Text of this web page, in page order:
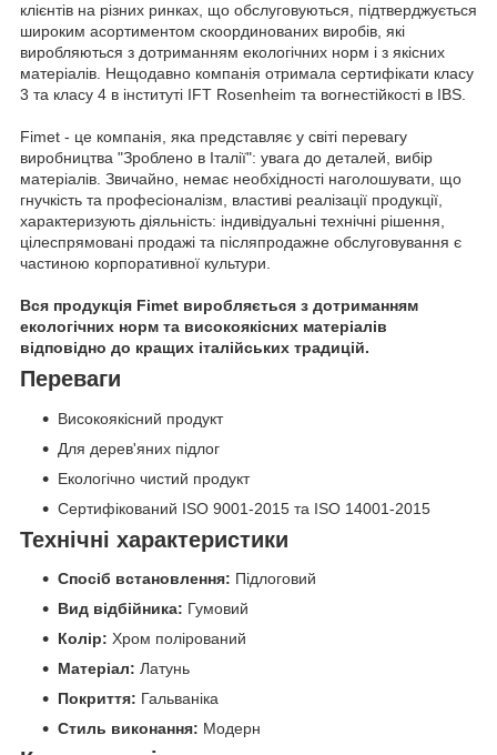
клієнтів на різних ринках, що обслуговуються, підтверджується
широким асортиментом скоординованих виробів, які
виробляються з дотриманням екологічних норм і з якісних
матеріалів. Нещодавно компанія отримала сертифікати класу
3 та класу 4 в інституті IFT Rosenheim та вогнестійкості в IBS.
Fimet - це компанія, яка представляє у світі перевагу
виробництва "Зроблено в Італії": увага до деталей, вибір
матеріалів. Звичайно, немає необхідності наголошувати, що
гнучкість та професіоналізм, властиві реалізації продукції,
характеризують діяльність: індивідуальні технічні рішення,
цілеспрямовані продажі та післяпродажне обслуговування є
частиною корпоративної культури.
Вся продукція Fimet виробляється з дотриманням
екологічних норм та високоякісних матеріалів
відповідно до кращих італійських традицій.
Переваги
Високоякісний продукт
Для дерев'яних підлог
Екологічно чистий продукт
Сертифікований ISO 9001-2015 та ISO 14001-2015
Технічні характеристики
Спосіб встановлення: Підлоговий
Вид відбійника: Гумовий
Колір: Хром полірований
Матеріал: Латунь
Покриття: Гальваніка
Стиль виконання: Модерн